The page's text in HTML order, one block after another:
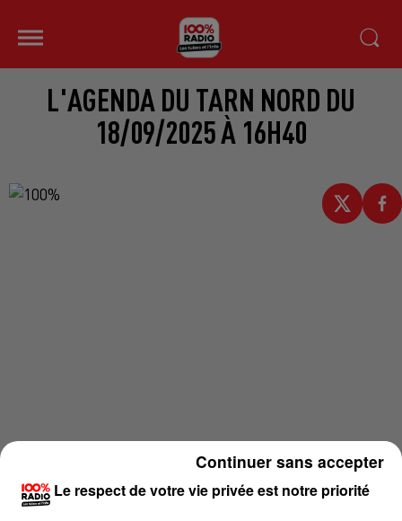
L'AGENDA DU TARN NORD DU
18/09/2025 À 16H40
Le respect de votre vie privée est notre priorité
Continuer sans accepter